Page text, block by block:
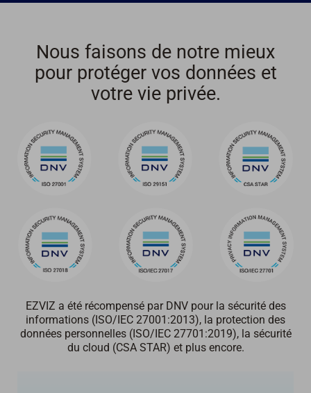
Nous faisons de notre mieux
pour protéger vos données et
votre vie privée.
EZVIZ a été récompensé par DNV pour la sécurité des
informations (ISO/IEC 27001:2013), la protection des
données personnelles(ISO/IEC 27701:2019), la sécurité
du cloud (CSA STAR) et plus encore.